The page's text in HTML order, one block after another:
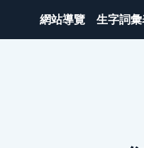
網站導覽 生字詞彙